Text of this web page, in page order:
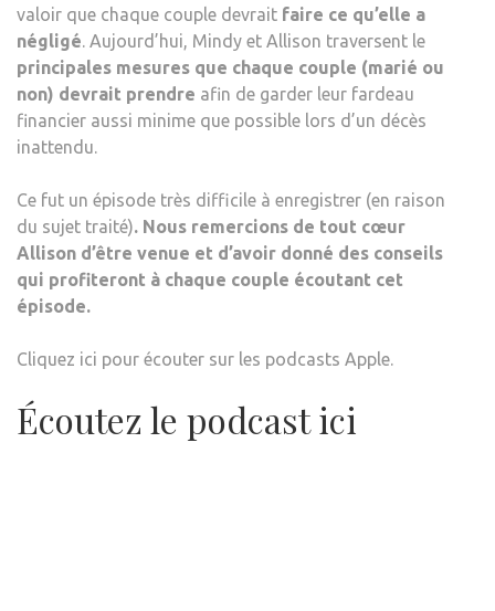
valoir que chaque couple devrait faire ce qu’elle a
négligé. Aujourd’hui, Mindy et Allison traversent le
principales mesures que chaque couple (marié ou
non) devrait prendre afin de garder leur fardeau
financier aussi minime que possible lors d’un décès
inattendu.
Ce fut un épisode très difficile à enregistrer (en raison
du sujet traité). Nous remercions de tout cœur
Allison d’être venue et d’avoir donné des conseils
qui profiteront à chaque couple écoutant cet
épisode.
Cliquez ici pour écouter sur les podcasts Apple.
Écoutez le podcast ici